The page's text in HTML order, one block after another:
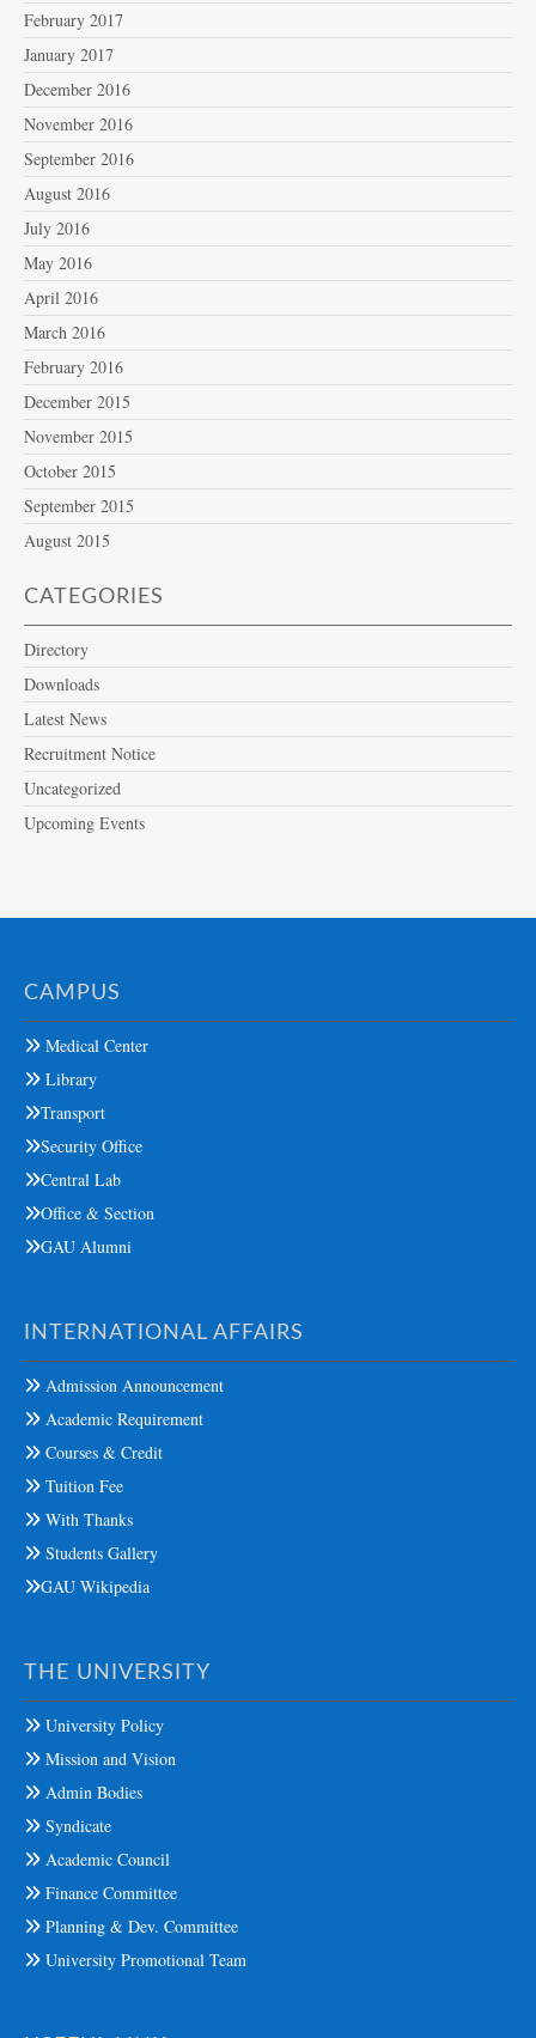
February 2017
January 2017
December 2016
November 2016
September 2016
August 2016
July 2016
May 2016
April 2016
March 2016
February 2016
December 2015
November 2015
October 2015
September 2015
August 2015
CATEGORIES
Directory
Downloads
Latest News
Recruitment Notice
Uncategorized
Upcoming Events
CAMPUS
Medical Center
Library
Transport
Security Office
Central Lab
Office & Section
GAU Alumni
INTERNATIONAL AFFAIRS
Admission Announcement
Academic Requirement
Courses & Credit
Tuition Fee
With Thanks
Students Gallery
GAU Wikipedia
THE UNIVERSITY
University Policy
Mission and Vision
Admin Bodies
Syndicate
Academic Council
Finance Committee
Planning & Dev. Committee
University Promotional Team